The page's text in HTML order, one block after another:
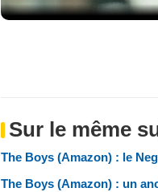
Sur le même
The Boys (Amazon) : le
The Boys (Amazon) : un